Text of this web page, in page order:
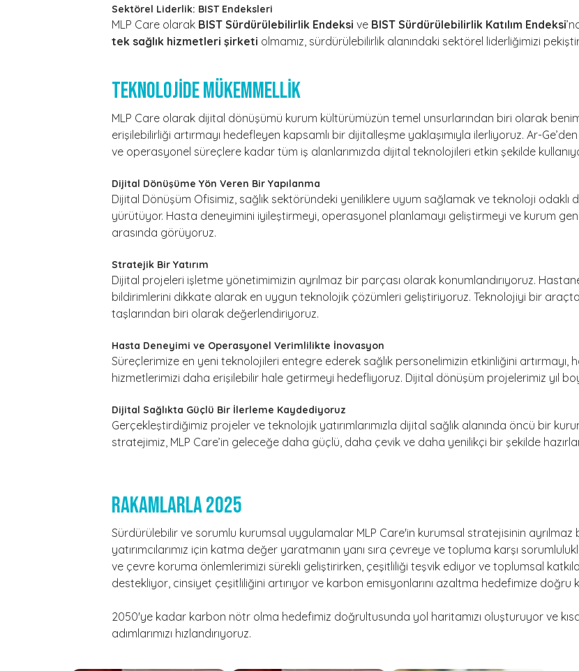
Sektörel Liderlik: BIST Endeksleri
MLP Care olarak BIST Sürdürülebilirlik Endeksi ve BIST Sürdürülebilirlik Katılım Endeksi
tek sağlık hizmetleri şirketi olmamız, sürdürülebilirlik alanındaki sektörel liderliğimizi
TEKNOLOJİDE MÜKEMMELLİK
MLP Care olarak dijital dönüşümü kurum kültürümüzün temel unsurlarından biri olarak
erişilebilirliği artırmayı hedefleyen kapsamlı bir dijitalleşme yaklaşımıyla ilerliyoruz. Ar-
ve operasyonel süreçlere kadar tüm iş alanlarımızda dijital teknolojileri etkin şekilde
Dijital Dönüşüme Yön Veren Bir Yapılanma
Dijital Dönüşüm Ofisimiz, sağlık sektöründeki yeniliklere uyum sağlamak ve teknoloji odaklı
yürütüyor. Hasta deneyimini iyileştirmeyi, operasyonel planlamayı geliştirmeyi ve kurum
arasında görüyoruz.
Stratejik Bir Yatırım
Dijital projeleri işletme yönetimimizin ayrılmaz bir parçası olarak konumlandırıyoruz.
bildirimlerini dikkate alarak en uygun teknolojik çözümleri geliştiriyoruz. Teknolojiyi bir
taşlarından biri olarak değerlendiriyoruz.
Hasta Deneyimi ve Operasyonel Verimlilikte İnovasyon
Süreçlerimize en yeni teknolojileri entegre ederek sağlık personelimizin etkinliğini
hizmetlerimizi daha erişilebilir hale getirmeyi hedefliyoruz. Dijital dönüşüm projelerimiz yıl
Dijital Sağlıkta Güçlü Bir İlerleme Kaydediyoruz
Gerçekleştirdiğimiz projeler ve teknolojik yatırımlarımızla dijital sağlık alanında öncü bir
stratejimiz, MLP Care’in geleceğe daha güçlü, daha çevik ve daha yenilikçi bir şekilde
Rakamlarla 2025
Sürdürülebilir ve sorumlu kurumsal uygulamalar MLP Care'in kurumsal stratejisinin ayrılmaz
yatırımcılarımız için katma değer yaratmanın yanı sıra çevreye ve topluma karşı
ve çevre koruma önlemlerimizi sürekli geliştirirken, çeşitliliği teşvik ediyor ve toplumsal
destekliyor, cinsiyet çeşitliliğini artırıyor ve karbon emisyonlarını azaltma hedefimize doğru
2050'ye kadar karbon nötr olma hedefimiz doğrultusunda yol haritamızı oluşturuyor ve
adımlarımızı hızlandırıyoruz.